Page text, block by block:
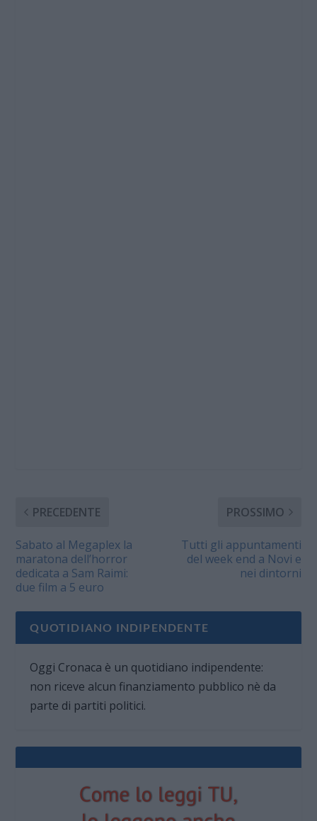
PRECEDENTE
Sabato al Megaplex la
maratona dell’horror
dedicata a Sam Raimi:
due film a 5 euro
PROSSIMO
Tutti gli appuntamenti
del week end a Novi e
nei dintorni
QUOTIDIANO INDIPENDENTE
Oggi Cronaca è un quotidiano indipendente:
non riceve alcun finanziamento pubblico nè da
parte di partiti politici.